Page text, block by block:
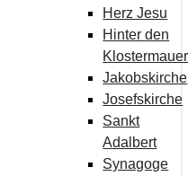
Herz Jesu
Hinter den
Jakobskirche
Josefskirche
Sankt
Adalbert
Synagoge